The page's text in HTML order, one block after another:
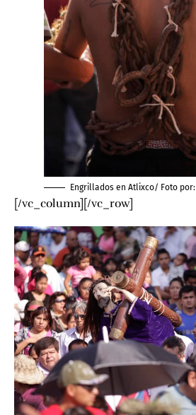
Engrillados en Atlixco/ Foto por:
[/vc_column][/vc_row]